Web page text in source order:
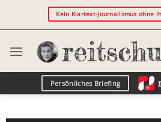
Kein Klartext-Journalismus ohne
Persönliches Briefing